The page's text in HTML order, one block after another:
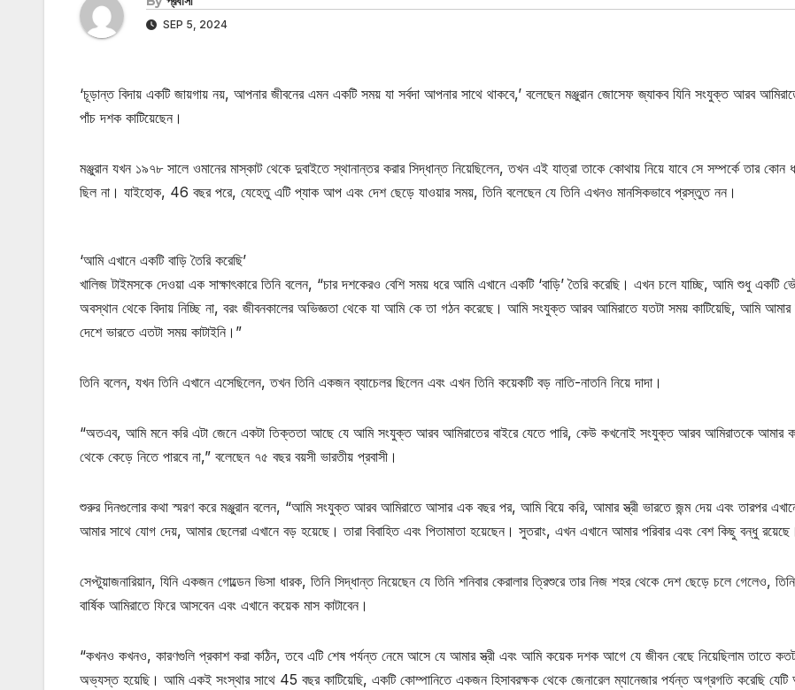
SEP 5, 2024
‘চূড়ান্ত বিদায় একটি জায়গায় নয়, আপনার জীবনের এমন একটি সময় যা সর্বদা আপনার সাথে থাকবে,’ বলেছেন মঞ্জুরান জোসেফ জ্যাকব যিনি সংযুক্ত আরব
পাঁচ দশক কাটিয়েছেন।
মঞ্জুরান যখন ১৯৭৮ সালে ওমানের মাস্কাট থেকে দুবাইতে স্থানান্তর করার সিদ্ধান্ত নিয়েছিলেন, তখন এই যাত্রা তাকে কোথায় নিয়ে যাবে সে সম্পর্কে তার কোন
ছিল না। যাইহোক, 46 বছর পরে, যেহেতু এটি প্যাক আপ এবং দেশ ছেড়ে যাওয়ার সময়, তিনি বলেছেন যে তিনি এখনও মানসিকভাবে প্রস্তুত নন।
‘আমি এখানে একটি বাড়ি তৈরি করেছি’
খালিজ টাইমসকে দেওয়া এক সাক্ষাৎকারে তিনি বলেন, “চার দশকেরও বেশি সময় ধরে আমি এখানে একটি ‘বাড়ি’ তৈরি করেছি। এখন চলে যাচ্ছি, আমি শুধু একটি
অবস্থান থেকে বিদায় নিচ্ছি না, বরং জীবনকালের অভিজ্ঞতা থেকে যা আমি কে তা গঠন করেছে। আমি সংযুক্ত আরব আমিরাতে যতটা সময় কাটিয়েছি, আমি আমার
দেশে ভারতে এতটা সময় কাটাইনি।”
তিনি বলেন, যখন তিনি এখানে এসেছিলেন, তখন তিনি একজন ব্যাচেলর ছিলেন এবং এখন তিনি কয়েকটি বড় নাতি-নাতনি নিয়ে দাদা।
“অতএব, আমি মনে করি এটা জেনে একটা তিক্ততা আছে যে আমি সংযুক্ত আরব আমিরাতের বাইরে যেতে পারি, কেউ কখনোই সংযুক্ত আরব আমিরাতকে আমার
থেকে কেড়ে নিতে পারবে না,” বলেছেন ৭৫ বছর বয়সী ভারতীয় প্রবাসী।
শুরুর দিনগুলোর কথা স্মরণ করে মঞ্জুরান বলেন, “আমি সংযুক্ত আরব আমিরাতে আসার এক বছর পর, আমি বিয়ে করি, আমার স্ত্রী ভারতে জন্ম দেয় এবং তারপর
আমার সাথে যোগ দেয়, আমার ছেলেরা এখানে বড় হয়েছে। তারা বিবাহিত এবং পিতামাতা হয়েছেন। সুতরাং, এখন এখানে আমার পরিবার এবং বেশ কিছু বন্ধু
সেপ্টুয়াজনারিয়ান, যিনি একজন গোল্ডেন ভিসা ধারক, তিনি সিদ্ধান্ত নিয়েছেন যে তিনি শনিবার কেরালার ত্রিশুরে তার নিজ শহর থেকে দেশ ছেড়ে চলে গেলেও, তিনি
বার্ষিক আমিরাতে ফিরে আসবেন এবং এখানে কয়েক মাস কাটাবেন।
“কখনও কখনও, কারণগুলি প্রকাশ করা কঠিন, তবে এটি শেষ পর্যন্ত নেমে আসে যে আমার স্ত্রী এবং আমি কয়েক দশক আগে যে জীবন বেছে নিয়েছিলাম তাতে
অভ্যস্ত হয়েছি। আমি একই সংস্থার সাথে 45 বছর কাটিয়েছি, একটি কোম্পানিতে একজন হিসাবরক্ষক থেকে জেনারেল ম্যানেজার পর্যন্ত অগ্রগতি করেছি যেটি